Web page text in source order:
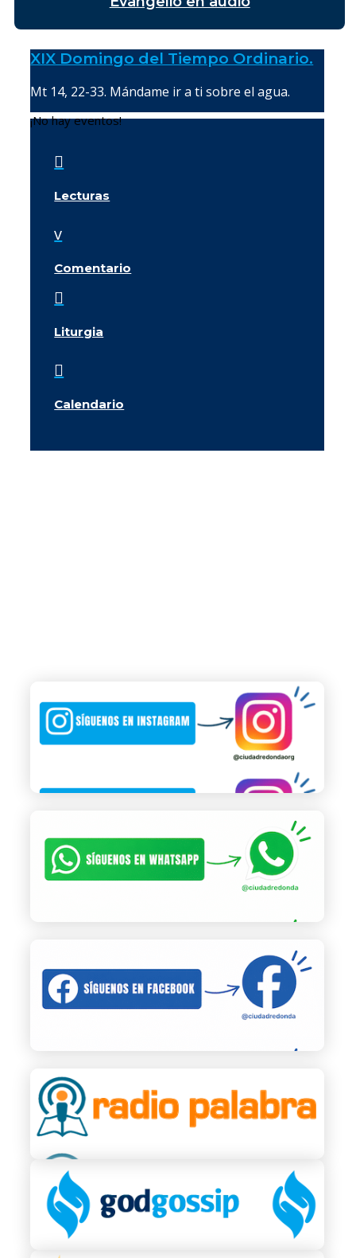
XIX Domingo del Tiempo Ordinario.
Mt 14, 22-33. Mándame ir a ti sobre el agua.
¡No hay eventos!

Lecturas
v
Comentario

Liturgia

Calendario